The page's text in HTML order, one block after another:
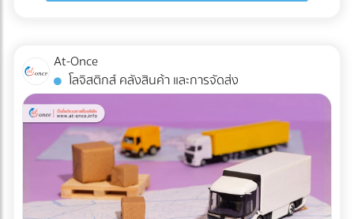
ธรรมชาติ เฟสที่ 2: การออกแบบและติดตั้งระบบระบายน้ำ
งาน ระบบระบายน้ำใต้ดิน (Subsurface Drainage): วางท่อเจาะรู
ใต้ดินเพื่อลดระดับน้ำใต้ดิน ป้องกันดินอ่อนตัว บ่อพักน้ำและปั๊ม
น้ำ (Retention Ponds & Pump Stations): สร้างบ่อพักน้ำ
ชั่วคราวในจุดที่ต่ำที่สุด และใช้ปั๊มน้ำบาดาลหรือเครื่องสูบน้ำขนาด
ใหญ่ สูบน้ำออกสู่แหล่งน้ำสาธารณะอย่างรวดเร็ว ผลลัพธ์ที่ได้
และคำแนะนำสำหรับ Site Manager จากการวางระบบระบายน้ำ
อย่างรัดกุม โครงการสามารถดำเนินงานต่อได้ 100% ตลอดฤดู
ฝน อายุการใช้งานของเครื่องจักรไม่สั้นลง และไม่มีค่าซ่อมบำรุง
ฉุกเฉิน สรุป 3 ข้อแนะนำก่อนเริ่มงาน: 1. เช็กประวัติน้ำท่วมย้อน
และเสียต้นทุน ในปี 2026 AI ตรวจสอบคุณภาพ และ Machine
Learning โรงงาน ได้เข้ามาปฏิวัติเครื่องตรวจจับสิ่งแปลกปลอม
ไปสู่ยุคใหม่ที่แม่นยำกว่าเดิมเพื่อแก้ปัญหา False Reject อย่าง
จริงจัง ซึ่งถือเป็นมาตรฐานใหม่ที่โรงงานอาหารในไทยต้องเริ่ม
ปรับตัวตามแนวทางสากลนี้ Machine Learning เปลี่ยนการ
ทำงานของเครื่อง X-ray อย่างไร? เทคโนโลยี X-ray
อุตสาหกรรมอาหาร 2026 ใช้ระบบ AI ในการทำ Anomaly
Detection (การตรวจจับความผิดปกติ) แทนที่จะตั้งค่าความหนา
At-Once
โลจิสติกส์ คลังสินค้า และการจัดส่ง